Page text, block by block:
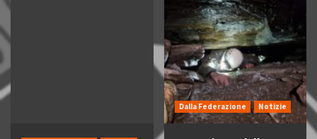
Dalla Federazione Notizie